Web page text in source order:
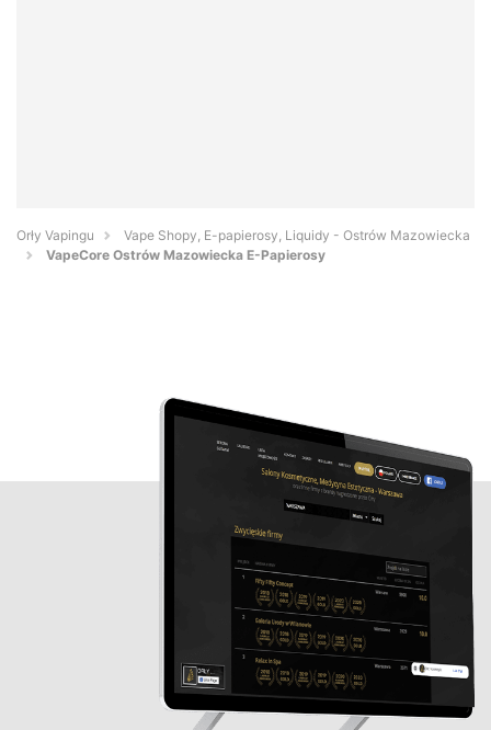
Orły Vapingu
Vape Shopy, E-papierosy, Liquidy - Ostrów Mazowiecka
VapeCore Ostrów Mazowiecka E-Papierosy